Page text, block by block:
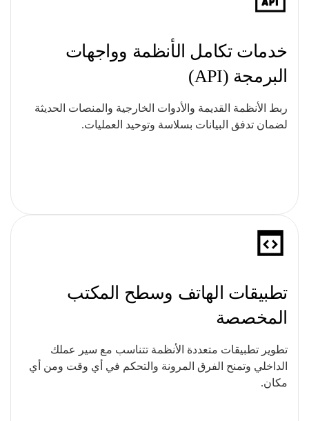
خدمات تكامل الأنظمة وواجهات
البرمجة (API)
ربط الأنظمة القديمة والأدوات الخارجية والمنصات الحديثة
لضمان تدفق البيانات بسلاسة وتوحيد العمليات.
تطبيقات الهاتف وسطح المكتب
المخصصة
تطوير تطبيقات متعددة الأنظمة تتناسب مع سير عملك
الداخلي وتمنح الفرق المرونة والتحكم في أي وقت ومن أي
مكان.